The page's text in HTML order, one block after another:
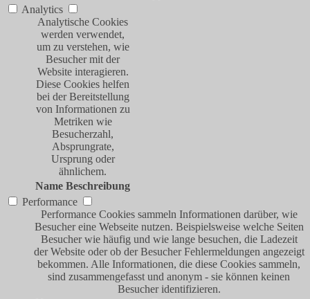
Analytics
Analytische Cookies
werden verwendet,
um zu verstehen, wie
Besucher mit der
Website interagieren.
Diese Cookies helfen
bei der Bereitstellung
von Informationen zu
Metriken wie
Besucherzahl,
Absprungrate,
Ursprung oder
ähnlichem.
Name Beschreibung
Performance
Performance Cookies sammeln Informationen darüber, wie
Besucher eine Webseite nutzen. Beispielsweise welche Seiten
Besucher wie häufig und wie lange besuchen, die Ladezeit
der Website oder ob der Besucher Fehlermeldungen angezeigt
bekommen. Alle Informationen, die diese Cookies sammeln,
sind zusammengefasst und anonym - sie können keinen
Besucher identifizieren.